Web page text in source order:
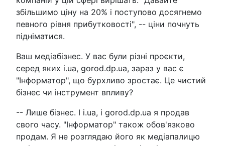
збільшимо ціну на 20% і поступово досягнемо
певного рівня прибутковості", -- ціни почнуть
підніматися.
Ваш медіабізнес. У вас були різні проєкти,
серед яких i.ua, gorod.dp.ua, зараз у вас є
"Інформатор", що бурхливо зростає. Це чистий
бізнес чи інструмент впливу?
-- Лише бізнес. І i.ua, і gorod.dp.ua я продав
свого часу. "Інформатор" також обов'язково
продам. Я не розглядаю його як медіапалицю